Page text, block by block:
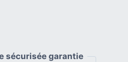
sécurisée garantie